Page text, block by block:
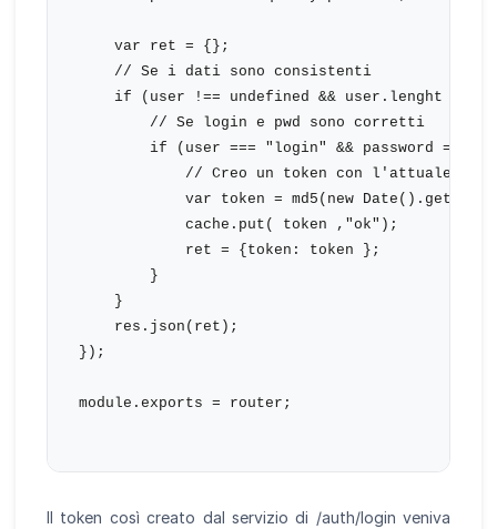
    var ret = {};
    // Se i dati sono consistenti
if (user !== undefined && user.lenght !==
        // Se login e pwd sono corretti
if (user === "login" && password ===
// Creo un token con l'attuale
var token = md5(new
            cache.put( token ,"ok");
            ret = {token: token };
        }
    }
    res.json(ret);
});
module.exports = router;
Il token così creato dal servizio di /auth/login veniva